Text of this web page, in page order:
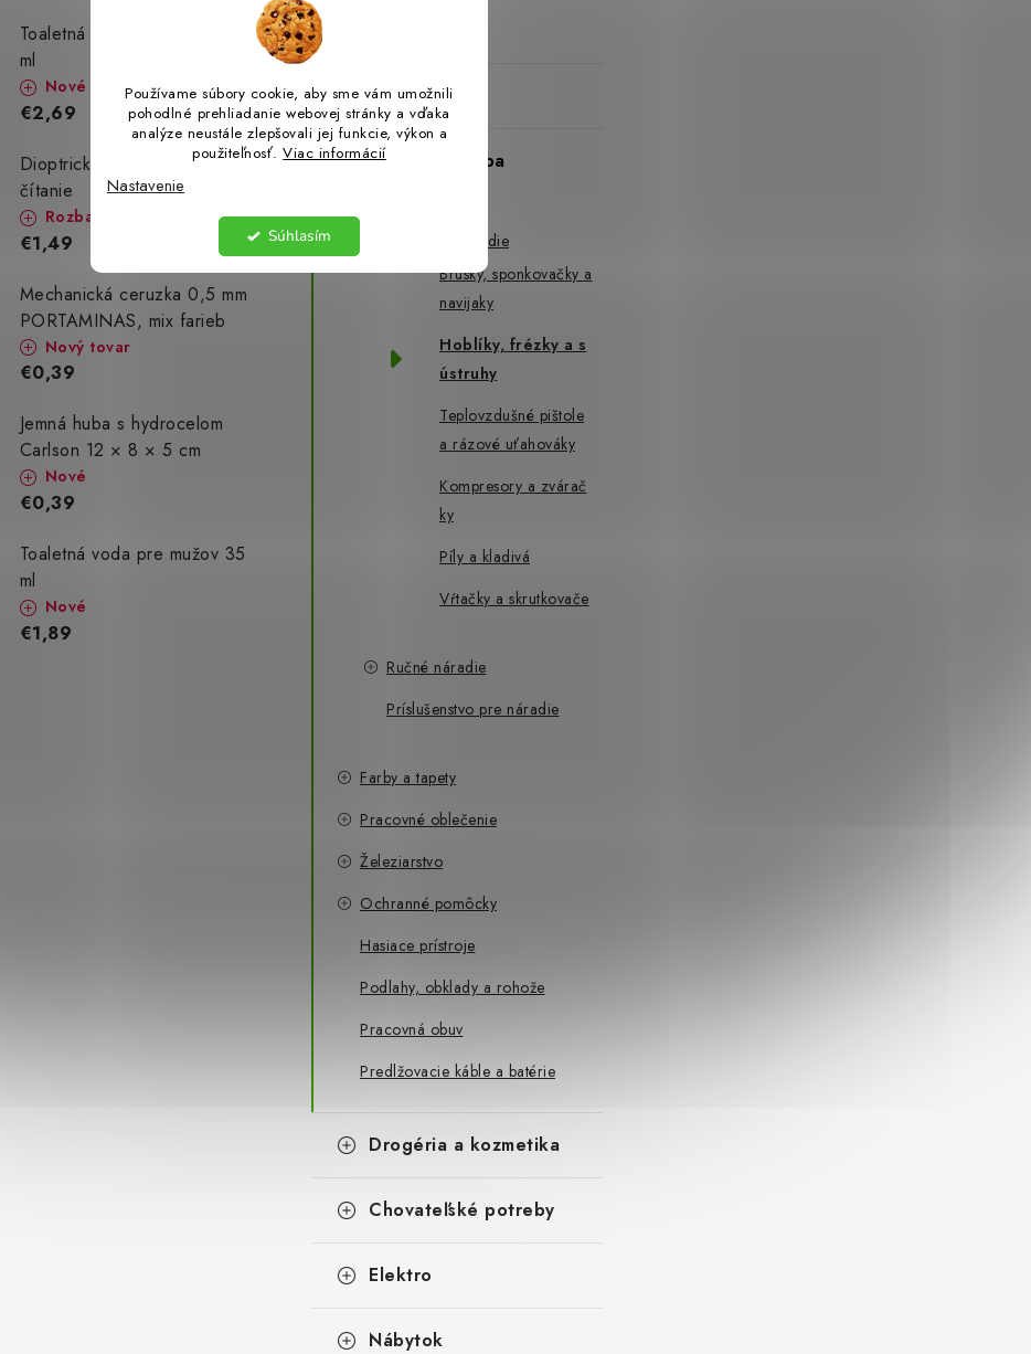
Používame súbory cookie, aby sme vám umožnili
pohodlné prehliadanie webovej stránky a vďaka
analýze neustále zlepšovali jej funkcie, výkon a
použiteľnosť.Viac informácií
Nastavenie
Súhlasím
Toaletná voda pre mužov 35
ml
Nové
€2,69
Dioptrické červené okuliare na
čítanie
Rozbaliev(n)o
€1,49
Mechanická ceruzka 0,5 mm
PORTAMINAS, mix farieb
Nový tovar
€0,39
Jemná huba s hydrocelom
Carlson 12 × 8 × 5 cm
Nové
€0,39
Toaletná voda pre mužov 35
ml
Nové
€1,89
Domácnosť
Dielňa a stavba
Elektrické náradie
Brúsky, sponkovačky a
navijaky
Hoblíky, frézky a s
ústruhy
Teplovzdušné pištole
a rázové uťahováky
Kompresory a zvárač
ky
Píly a kladivá
Vŕtačky a skrutkovače
Ručné náradie
Príslušenstvo pre náradie
Farby a tapety
Pracovné oblečenie
Železiarstvo
Ochranné pomôcky
Hasiace prístroje
Podlahy, obklady a rohože
Pracovná obuv
Predlžovacie káble a batérie
Drogéria a kozmetika
Chovateľské potreby
Elektro
Nábytok